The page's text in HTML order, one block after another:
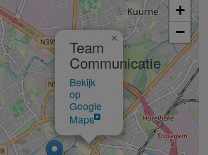
Team
Communicatie
Bekijk
op
Google
Maps
×
+
−